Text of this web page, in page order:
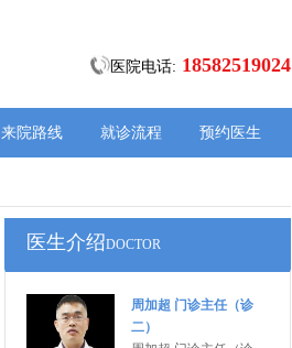
医院电话: 18582519024
来院路线 就诊流程 预约医生
医生介绍DOCTOR
周加超 门诊主任（诊
二）